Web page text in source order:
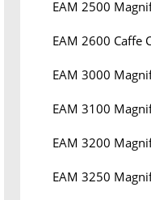
EAM 2500
EAM 2600 Caffe
EAM 3000
EAM 3100
EAM 3200
EAM 3250